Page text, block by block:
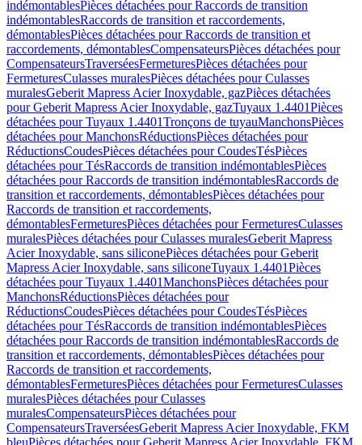
indémontablesPièces détachées pour Raccords de transition
indémontablesRaccords de transition et raccordements,
démontablesPièces détachées pour Raccords de transition et
raccordements, démontablesCompensateursPièces détachées pour
CompensateursTraverséesFermeturesPièces détachées pour
FermeturesCulasses muralesPièces détachées pour Culasses
muralesGeberit Mapress Acier Inoxydable, gazPièces détachées
pour Geberit Mapress Acier Inoxydable, gazTuyaux 1.4401Pièces
détachées pour Tuyaux 1.4401Tronçons de tuyauManchonsPièces
détachées pour ManchonsRéductionsPièces détachées pour
RéductionsCoudesPièces détachées pour CoudesTésPièces
détachées pour TésRaccords de transition indémontablesPièces
détachées pour Raccords de transition indémontablesRaccords de
transition et raccordements, démontablesPièces détachées pour
Raccords de transition et raccordements,
démontablesFermeturesPièces détachées pour FermeturesCulasses
muralesPièces détachées pour Culasses muralesGeberit Mapress
Acier Inoxydable, sans siliconePièces détachées pour Geberit
Mapress Acier Inoxydable, sans siliconeTuyaux 1.4401Pièces
détachées pour Tuyaux 1.4401ManchonsPièces détachées pour
ManchonsRéductionsPièces détachées pour
RéductionsCoudesPièces détachées pour CoudesTésPièces
détachées pour TésRaccords de transition indémontablesPièces
détachées pour Raccords de transition indémontablesRaccords de
transition et raccordements, démontablesPièces détachées pour
Raccords de transition et raccordements,
démontablesFermeturesPièces détachées pour FermeturesCulasses
muralesPièces détachées pour Culasses
muralesCompensateursPièces détachées pour
CompensateursTraverséesGeberit Mapress Acier Inoxydable, FKM
bleuPièces détachées pour Geberit Mapress Acier Inoxydable, FKM